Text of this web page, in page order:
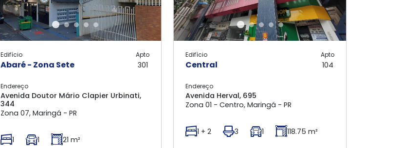
Edifício
Abaré - Zona Sete
Apto
301
Endereço
Avenida Doutor Mário Clapier Urbinati,
344
Zona 07, Maringá - PR
1 1 21 m²
Edifício
Central
Apto
104
Endereço
Avenida Herval, 695
Zona 01 - Centro, Maringá - PR
1 + 2 3 1 118.75 m²